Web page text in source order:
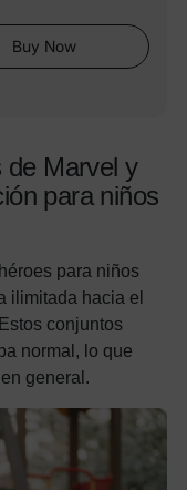
Buy Now
de Marvel y
para niños
para niños
ilimitada hacia el
conjuntos
normal, lo que
general.